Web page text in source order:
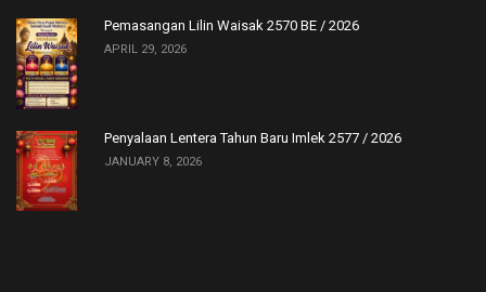
Pemasangan Lilin Waisak 2570 BE / 2026
APRIL 29, 2026
Penyalaan Lentera Tahun Baru Imlek 2577 / 2026
JANUARY 8, 2026